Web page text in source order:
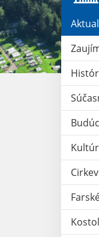
Cirkev
Kostol
28. FEB 2026